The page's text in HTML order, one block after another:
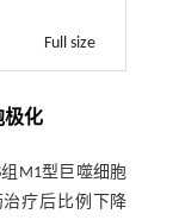
Full size
极化
M1型巨噬细胞
治疗后比例下降